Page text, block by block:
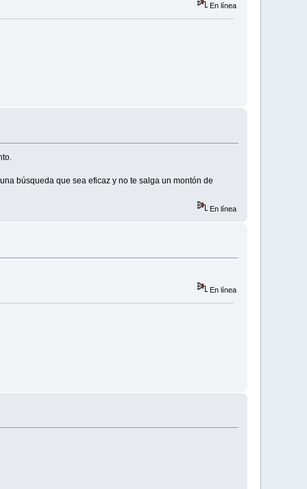
En línea
búsqueda que sea eficaz y no te salga un montón de
En línea
En línea